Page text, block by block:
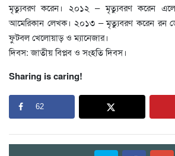
মৃত্যুবরণ করেন। ২০১২ – মৃত্যুবরণ করেন
আমেরিকান লেখক। ২০১৩ – মৃত্যুবরণ করেন রন
ফুটবল খেলোয়াড় ও ম্যানেজার।
দিবস: জাতীয় বিপ্লব ও সংহতি দিবস।
Sharing is caring!
62